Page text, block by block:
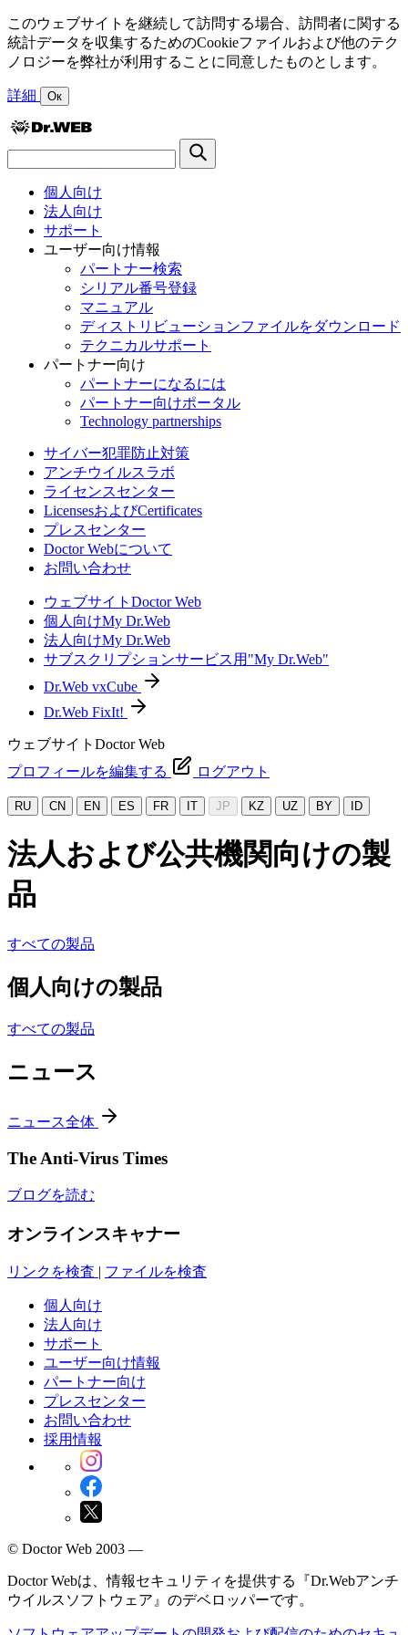
このウェブサイトを継続して訪問する場合、訪問者に関する
統計データを収集するためのCookieファイルおよび他のテク
ノロジーを弊社が利用することに同意したものとします。
詳細 Ок
個人向け
法人向け
サポート
ユーザー向け情報
パートナー検索
シリアル番号登録
マニュアル
ディストリビューションファイルをダウンロード
テクニカルサポート
パートナー向け
パートナーになるには
パートナー向けポータル
Technology partnerships
サイバー犯罪防止対策
アンチウイルスラボ
ライセンスセンター
LicensesおよびCertificates
プレスセンター
Doctor Webについて
お問い合わせ
ウェブサイトDoctor Web
個人向けMy Dr.Web
法人向けMy Dr.Web
サブスクリプションサービス用"My Dr.Web"
Dr.Web vxCube
Dr.Web FixIt!
ウェブサイトDoctor Web
プロフィールを編集する
ログアウト
RU CN EN ES FR IT JP KZ UZ BY ID
法人および公共機関向けの製
品
すべての製品
個人向けの製品
すべての製品
ニュース
ニュース全体
The Anti-Virus Times
ブログを読む
オンラインスキャナー
リンクを検査 | ファイルを検査
個人向け
法人向け
サポート
ユーザー向け情報
パートナー向け
プレスセンター
お問い合わせ
採用情報
© Doctor Web 2003 —
Doctor Webは、情報セキュリティを提供する『Dr.Webアンチ
ウイルスソフトウェア』のデベロッパーです。